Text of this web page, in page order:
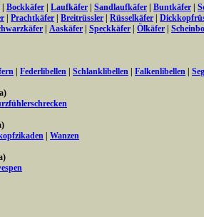
Bockkäfer Laufkäfer Sandlaufkäfer Buntkäfer
Prachtkäfer Breitrüssler Rüsselkäfer
Aaskäfer Speckkäfer Ölkäfer
Federlibellen Schlanklibellen Falkenlibellen
Wanzen